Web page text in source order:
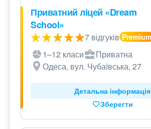
Приватний ліцей «Dream
School»
7 відгуків
1–12 класи
Приватна
Одеса, вул. Чубаївська, 27
Детальна інформація
Зберегти